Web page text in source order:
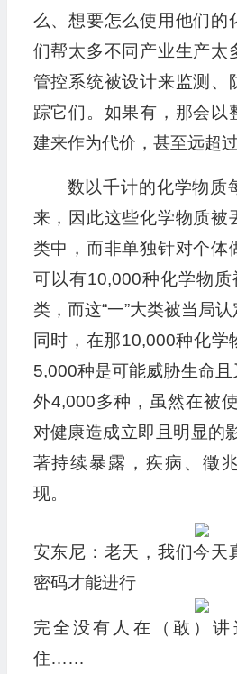
么、想要怎么使用他们的
们帮太多不同产业生产太
管控系统被设计来监测、
踪它们。如果有，那会以
建来作为代价，甚至远超过
数以千计的化学物质
来，因此这些化学物质被
类中，而非单独针对个体
可以有10,000种化学物质
类，而这“一”大类被当局
同时，在那10,000种化学
5,000种是可能威胁生命
外4,000多种，虽然在被
对健康造成立即且明显的
著持续暴露，疾病、徵
现。
安东尼：老天，我们今天
密码才能进行
完全没有人在（敢）
住……